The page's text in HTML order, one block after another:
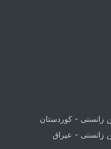
زانستی - کوردستان
زانستی - عيراق